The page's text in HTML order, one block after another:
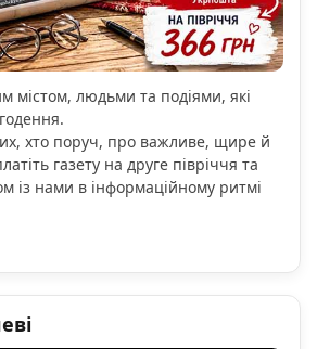
містом, людьми та подіями, які
хто поруч, про важливе, щире й
газету на друге півріччя та
із нами в інформаційному ритмі